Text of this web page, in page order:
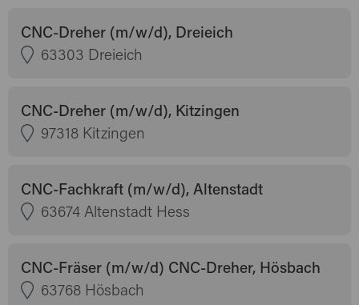
CNC-Dreher (m/w/d), Dreieich
63303 Dreieich
CNC-Dreher (m/w/d), Kitzingen
97318 Kitzingen
CNC-Fachkraft (m/w/d), Altenstadt
63674 Altenstadt Hess
CNC-Fräser (m/w/d) CNC-Dreher, Hösbach
63768 Hösbach